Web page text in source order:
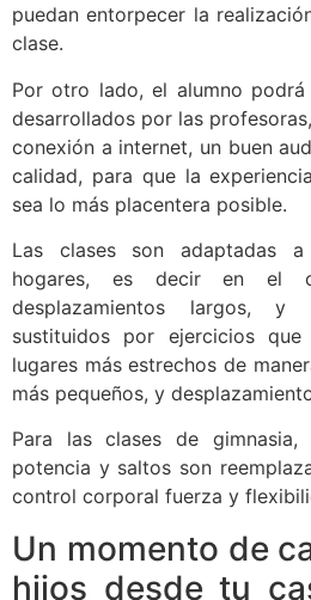
puedan entorpecer la
clase.
Por otro lado, el alumno
desarrollados por las
conexión a internet, un buen
calidad, para que la
sea lo más placentera posible.
Las clases son adaptadas
hogares, es decir en el
desplazamientos largos, y
sustituidos por ejercicios que
lugares más estrechos de
más pequeños, y
Para las clases de
potencia y saltos son
control corporal fuerza y
Un momento de
hijos desde tu